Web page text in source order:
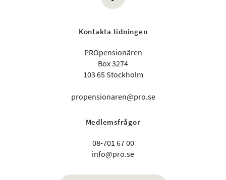
Kontakta tidningen
PROpensionären
Box 3274
103 65 Stockholm
propensionaren@pro.se
Medlemsfrågor
08-701 67 00
info@pro.se